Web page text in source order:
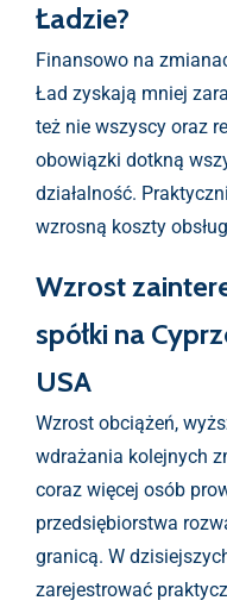
Ładzie?
Finansowo na
Ład zyskają mniej
też nie wszyscy oraz
obowiązki dotkną
działalność.
wzrosną koszty
Wzrost
spółki na
USA
Wzrost obciążeń,
wdrażania kolejnych
coraz więcej osób
przedsiębiorstwa
granicą. W
zarejestrować